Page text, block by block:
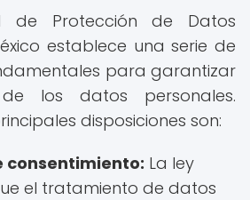
de Protección de Datos
establece una serie de
para garantizar
los datos personales.
disposiciones son:
consentimiento: La ley
el tratamiento de datos